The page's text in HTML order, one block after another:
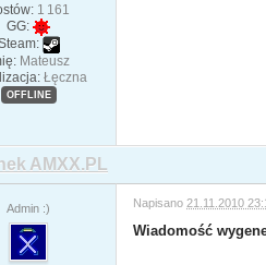
1 161
GG:
Mateusz
Łęczna
OFFLINE
AMXX.PL
Admin :) Napisano 21.11.2010
Wiadomość